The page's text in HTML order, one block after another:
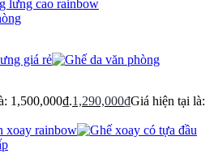
1,500,000₫.1,290,000₫Giá hiện tại là: